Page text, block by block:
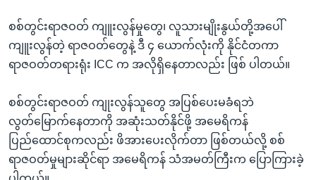
စစ်တွင်းရာဇဝတ် ကျူးလွန်မှုတွေ၊ လူသားမျိုးနွယ်တို့အပေါ်
ကျူးလွန်တဲ့ ရာဇဝတ်တွေနဲ့ ဒီ ၄ ယောက်လုံးကို နိုင်ငံတကာ
ရာဇဝတ်တရားရုံး ICC က အလိုရှိနေတာလည်း ဖြစ် ပါတယ်။
စစ်တွင်းရာဇဝတ် ကျုးလွန်သူတွေ အပြစ်ပေးမခံရဘဲ
လွတ်မြောက်နေတာကို အဆုံးသတ်နိုင်ဖို့ အမေရိကန်
ပြည်ထောင်စုကလည်း ဖိအားပေးလိုက်တာ ဖြစ်တယ်လို့ စစ်
ရာဇဝတ်မှုများဆိုင်ရာ အမေရိကန် သံအမတ်ကြီးက ပြောကြားခဲ့